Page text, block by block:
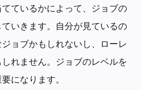
ているかによって、ジョブの
いきます。自分が見ているの
ョブかもしれないし、ローレ
れません。ジョブのレベルを
になります。